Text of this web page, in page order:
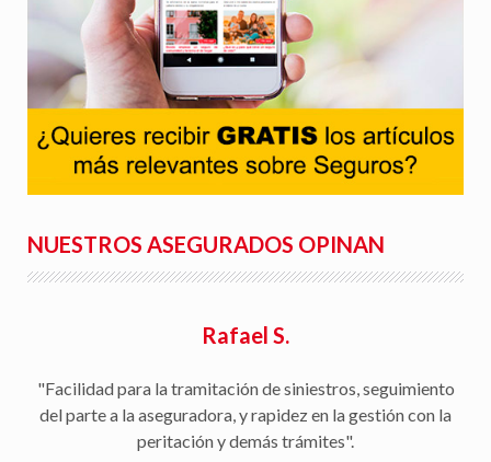
NUESTROS ASEGURADOS OPINAN
Rafael S.
"Facilidad para la tramitación de siniestros, seguimiento
del parte a la aseguradora, y rapidez en la gestión con la
peritación y demás trámites".